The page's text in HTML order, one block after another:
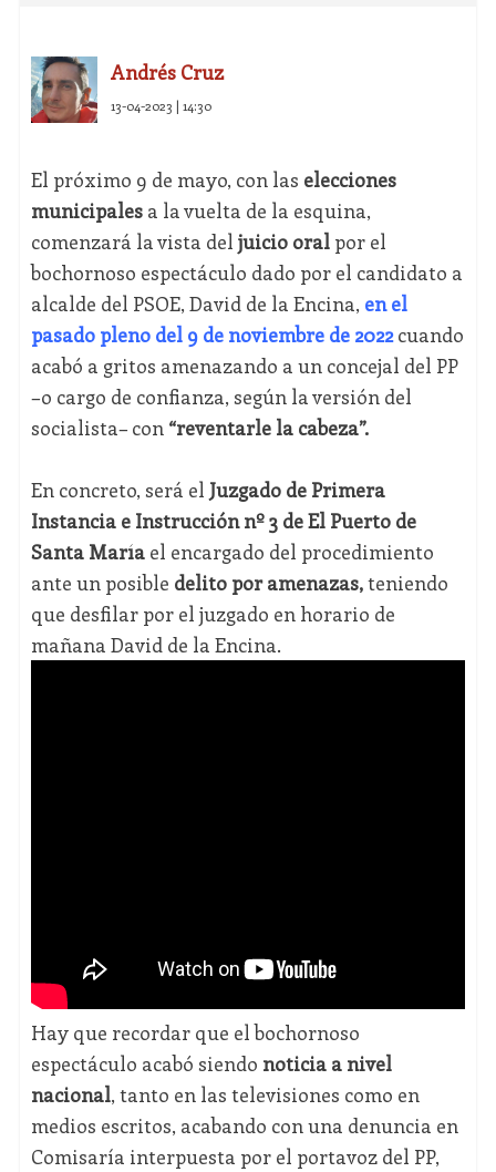
Andrés Cruz
13-04-2023 | 14:30
El próximo 9 de mayo, con las elecciones
municipalesa la vuelta de la esquina,
comenzará la vista del juicio oralpor el
bochornoso espectáculo dado por el candidato a
alcalde del PSOE, David de la Encina, en el
pasado pleno del 9 de noviembre de 2022cuando
acabó a gritos amenazando a un concejal del PP
–o cargo de confianza, según la versión del
socialista– con “reventarle la cabeza”.
En concreto, será el Juzgado de Primera
Instancia e Instrucción nº 3 de El Puerto de
Santa Maríael encargado del procedimiento
ante un posible delito por amenazas,teniendo
que desfilar por el juzgado en horario de
mañana David de la Encina.
Hay que recordar que el bochornoso
espectáculo acabó siendo noticia a nivel
nacional, tanto en las televisiones como en
medios escritos, acabando con una denuncia en
Comisaría interpuesta por el portavoz del PP,